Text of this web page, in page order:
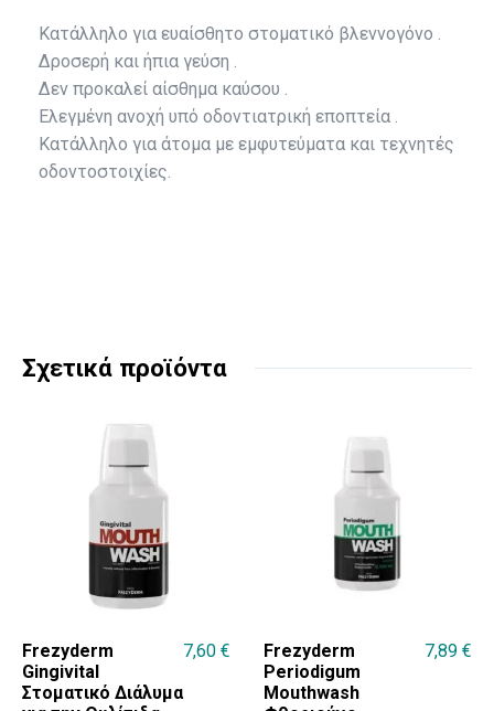
Κατάλληλο για ευαίσθητο στοματικό βλεννογόνο .
Δροσερή και ήπια γεύση .
Δεν προκαλεί αίσθημα καύσου .
Ελεγμένη ανοχή υπό οδοντιατρική εποπτεία .
Κατάλληλο για άτομα με εμφυτεύματα και τεχνητές
οδοντοστοιχίες.
Σχετικά προϊόντα
Frezyderm
Gingivital
Στοματικό Διάλυμα
7,60 €
Frezyderm
Periodigum
Mouthwash
7,89 €